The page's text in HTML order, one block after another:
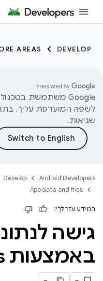
DEVELOP
AREAS
לשפה המועדפת עליך.
שגיאות.
Android Developers
Develop
App data and files
המידע עזר לך?
גישה
באמצעות Room DAOs